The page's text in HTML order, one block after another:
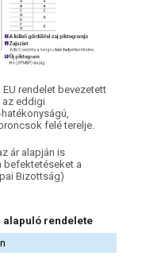
rendelet bevezetett
az eddigi
felé terelje.
ár alapján is
befektetéseket a
Bizottság)
alapuló rendelete